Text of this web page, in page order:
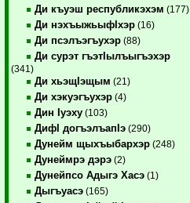
Ди къуэш республикэхэм (177)
Ди нэхъыжьыфIхэр (16)
Ди псэлъэгъухэр (88)
Ди сурэт гъэтIылъыгъэхэр
(341)
Ди хьэщIэщым (21)
Ди хэкуэгъухэр (4)
Дин Iуэху (103)
ДифI догъэлъапIэ (290)
Дунейм щыхъыбархэр (248)
Дунеймрэ дэрэ (2)
Дунейпсо Адыгэ Хасэ (1)
Дыгъуасэ (165)